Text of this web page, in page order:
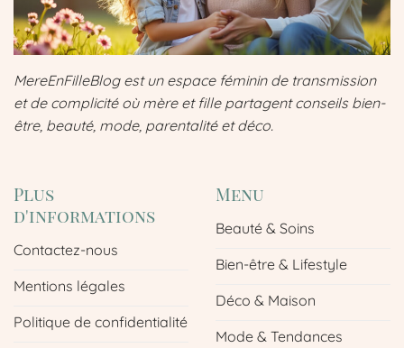
MereEnFilleBlog est un espace féminin de transmission
et de complicité où mère et fille partagent conseils bien-
être, beauté, mode, parentalité et déco.
Plus
d'informations
Contactez-nous
Mentions légales
Politique de confidentialité
Menu
Beauté & Soins
Bien-être & Lifestyle
Déco & Maison
Mode & Tendances